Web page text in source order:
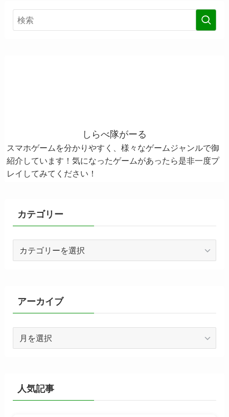
しらべ隊がーる
スマホゲームを分かりやすく、様々なゲームジャンルで御
紹介しています！気になったゲームがあったら是非一度プ
レイしてみてください！
カテゴリー
ーアーカイブ
人気記事